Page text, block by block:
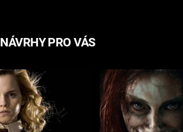
NÁVRHY PRO VÁS